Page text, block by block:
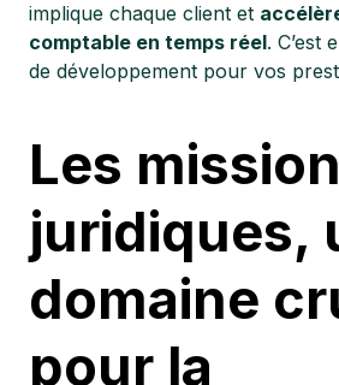
implique chaque client et
comptable en temps réel. C’est
de développement pour vos
Les
juridiques,
domaine
pour la